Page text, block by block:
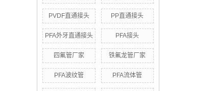
PVDF直通接头 PP直通接头
PFA外牙直通接头 PFA接头
四氟管厂家 铁氟龙管厂家
PFA波纹管 PFA流体管